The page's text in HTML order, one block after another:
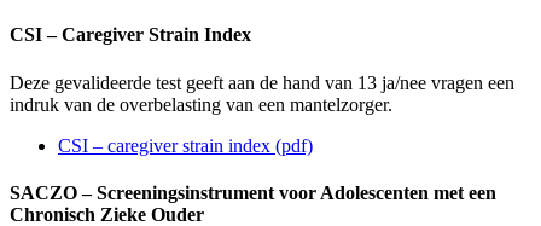
CSI – Caregiver Strain Index
Deze gevalideerde test geeft aan de hand van 13 ja/nee vragen een
indruk van de overbelasting van een mantelzorger.
CSI – caregiver strain index (pdf)
SACZO – Screeningsinstrument voor Adolescenten met een
Chronisch Zieke Ouder